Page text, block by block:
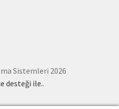
Sistemleri 2026
desteği ile..